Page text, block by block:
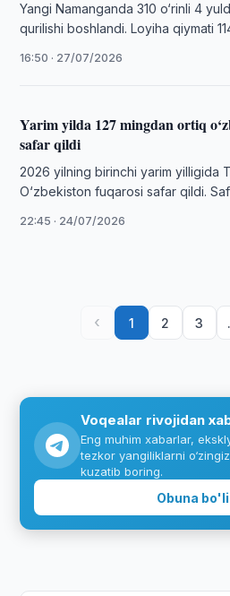
Yangi Namanganda 310 o‘rinli 4
qurilishi boshlandi. Loyiha qiymati
16:50 · 27/07/2026
Yarim yilda 127 mingdan ortiq
safar qildi
2026 yilning birinchi yarim yilligida
O‘zbekiston fuqarosi safar qildi.
22:45 · 24/07/2026
‹ 1 2 3
Voqealar rivojidan
Eng muhim xabarlar,
tezkor yangiliklarni
kuzatib boring.
Obuna